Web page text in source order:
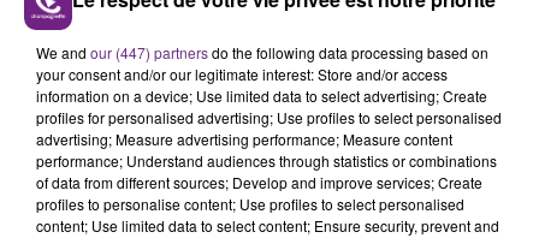
FIL D'ACTUS
We and our (447) partnersdo the following data processing based on
your consent and/or our legitimate interest: Store and/or access
information on a device; Use limited data to select advertising; Create
profiles for personalised advertising; Use profiles to select personalised
advertising; Measure advertising performance; Measure content
performance; Understand audiences through statistics or combinations
of data from different sources; Develop and improve services; Create
profiles to personalise content; Use profiles to select personalised
content; Use limited data to select content; Ensure security, prevent and